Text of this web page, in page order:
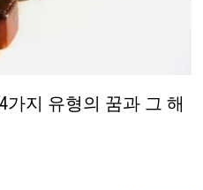
가지 유형의 꿈과 그 해